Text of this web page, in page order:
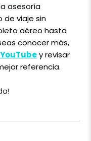
asesoría
de viaje sin
aéreo hasta
conocer más,
y revisar
referencia.